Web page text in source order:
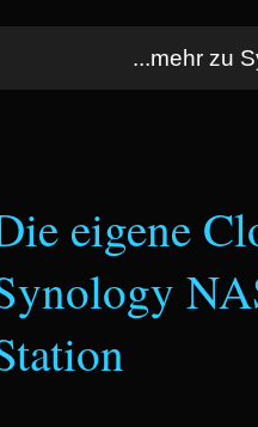
...mehr zu
eigene